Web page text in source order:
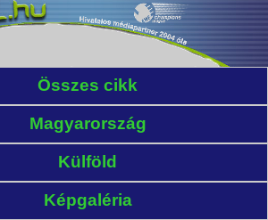
Összes cikk
Magyarország
Külföld
Képgaléria